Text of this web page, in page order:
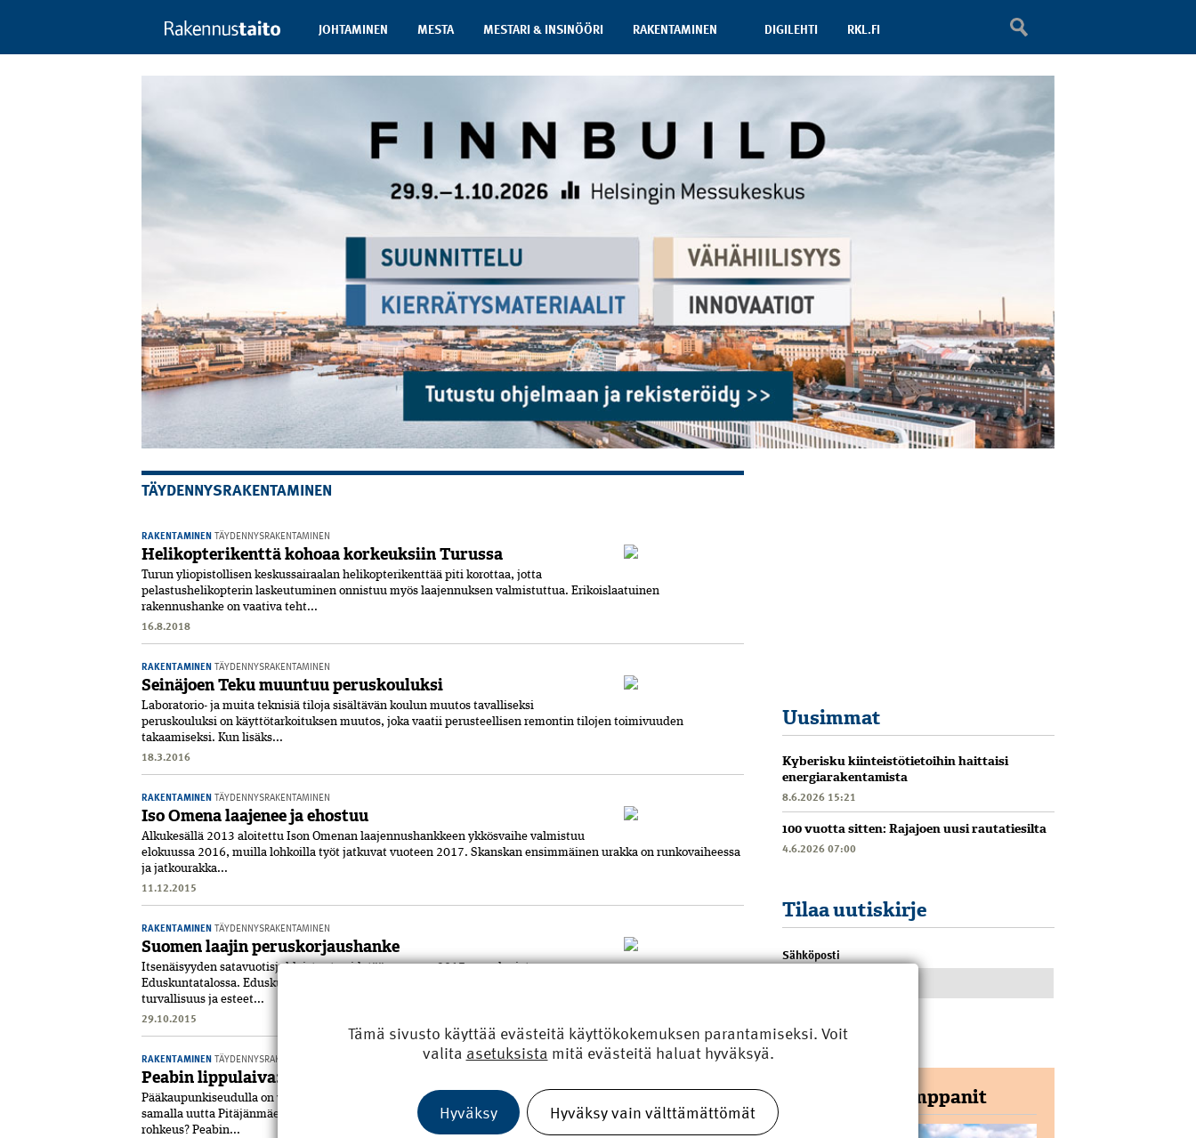
JOHTAMINEN MESTA MESTARI & INSINÖÖRI RAKENTAMINEN DIGILEHTI RKL.FI
TÄYDENNYSRAKENTAMINEN
RAKENTAMINENTÄYDENNYSRAKENTAMINEN
Helikopterikenttä kohoaa korkeuksiin Turussa
Turun yliopistollisen keskussairaalan helikopterikenttää piti korottaa, jotta
pelastushelikopterin laskeutuminen onnistuu myös laajennuksen valmistuttua. Erikoislaatuinen
rakennushanke on vaativa teht...
16.8.2018
RAKENTAMINENTÄYDENNYSRAKENTAMINEN
Seinäjoen Teku muuntuu peruskouluksi
Laboratorio- ja muita teknisiä tiloja sisältävän koulun muutos tavalliseksi
peruskouluksi on käyttötarkoituksen muutos, joka vaatii perusteellisen remontin tilojen toimivuuden
takaamiseksi. Kun lisäks...
18.3.2016
RAKENTAMINENTÄYDENNYSRAKENTAMINEN
Iso Omena laajenee ja ehostuu
Alkukesällä 2013 aloitettu Ison Omenan laajennushankkeen ykkösvaihe valmistuu
elokuussa 2016, muilla lohkoilla työt jatkuvat vuoteen 2017. Skanskan ensimmäinen urakka on runkovaiheessa
ja jatkourakka...
11.12.2015
RAKENTAMINENTÄYDENNYSRAKENTAMINEN
Suomen laajin peruskorjaushanke
Itsenäisyyden satavuotisjuhlaistunto pidetään vuonna 2017 peruskorjatussa
Eduskuntatalossa. Eduskunnan suojellun päärakennuksen ja lisärakennusten talotekniikka, sisäolosuhteet,
turvallisuus ja esteet...
29.10.2015
RAKENTAMINENTÄYDENNYSRAKENTAMINEN
Peabin lippulaiva: toimivaa viihtyvyyttä
Pääkaupunkiseudulla on yli miljoonaa neliötä tyhjää toimistotilaa. Peab rakentaa
samalla uutta Pitäjänmäelle ja suunnitelmissa välkkyy jopa 100 000 uutta konttorineliötä. Mistä moinen
rohkeus? Peabin...
Uusimmat
Kyberisku kiinteistötietoihin haittaisi
energiarakentamista
8.6.2026 15:21
100 vuotta sitten: Rajajoen uusi rautatiesilta
4.6.2026 07:00
Tilaa uutiskirje
Sähköposti
Yhteistyökumppanit
Tämä sivusto käyttää evästeitä käyttökokemuksen parantamiseksi. Voit
valita asetuksista mitä evästeitä haluat hyväksyä.
Hyväksy Hyväksy vain välttämättömät